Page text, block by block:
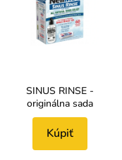
SINUS RINSE -
originálna sada
Kúpiť